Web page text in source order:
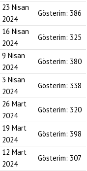
23 Nisan
2024
Gösterim: 386
16 Nisan
2024
Gösterim: 325
9 Nisan
2024
Gösterim: 380
3 Nisan
2024
Gösterim: 338
26 Mart
2024
Gösterim: 320
19 Mart
2024
Gösterim: 398
12 Mart
2024
Gösterim: 307